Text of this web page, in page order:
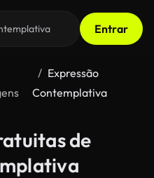
Entrar
Expressão
Contemplativa
de